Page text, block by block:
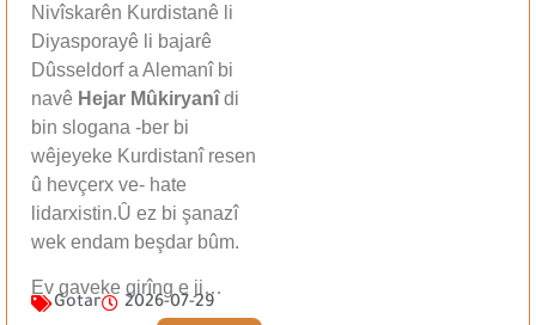
Nivîskarên Kurdistanê li
Diyasporayê li bajarê
Dûsseldorf a Alemanî bi
navê Hejar Mûkiryanîdi
bin slogana -ber bi
wêjeyeke Kurdistanî resen
û hevçerx ve- hate
lidarxistin.Û ez bi şanazî
wek endam beşdar bûm.
Ev gaveke girîng e ji…
Gotar 2026-07-29